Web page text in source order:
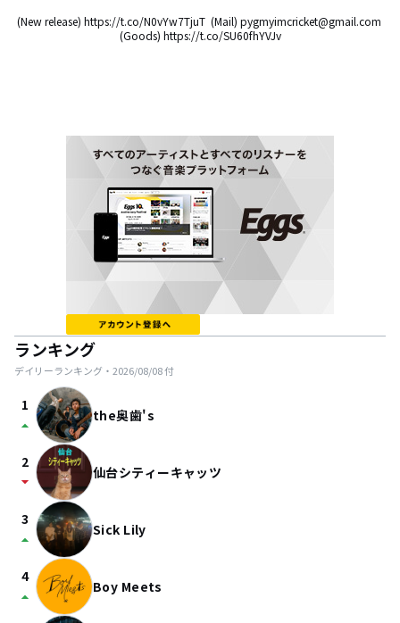
(New release) https://t.co/N0vYw7TjuT  (Mail) pygmyimcricket@gmail.com
(Goods) https://t.co/SU60fhYVJv
ランキング
デイリーランキング・ 2026/08/08付
1
arrow_drop_up the奥歯's
2
arrow_drop_down 仙台シティーキャッツ
3
arrow_drop_up Sick Lily
4
arrow_drop_up Boy Meets